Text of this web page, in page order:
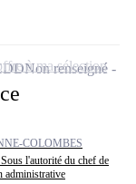
COLOMBES
l'autorité du chef de
administrative
Non renseigné
à ma sélection